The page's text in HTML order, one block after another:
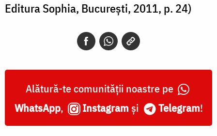
Editura Sophia, Bucureşti, 2011, p. 24)
Alătură-te comunității noastre pe
WhatsApp, Instagram și Telegram!